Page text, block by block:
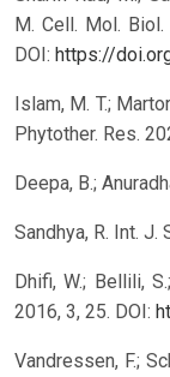
M. Cell. Mol.
DOI: https://
Islam, M. T.;
Phytother. Res.
Deepa, B.;
Sandhya, R. Int.
Dhifi, W.; Bellili,
2016, 3, 25. DOI:
Vandressen, F.;